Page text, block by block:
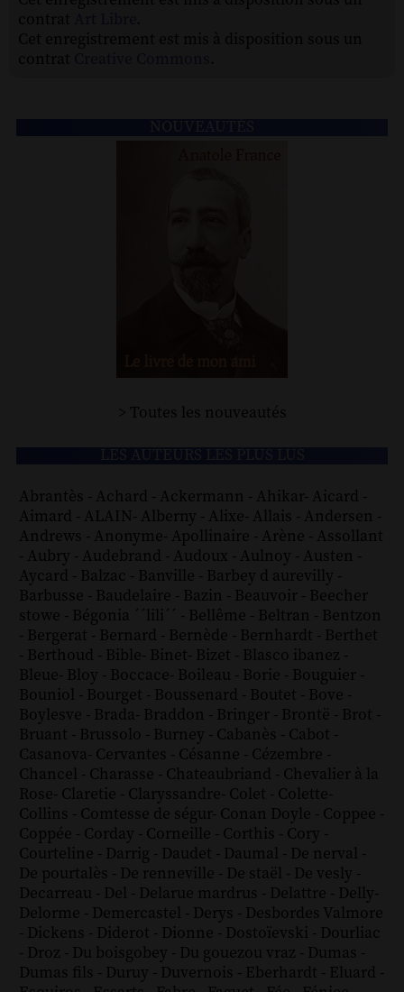
> Toutes les nouveautés
Abrantès - Achard - Ackermann - Ahikar- Aicard -
Aimard - ALAIN- Alberny - Alixe- Allais - Andersen -
Andrews - Anonyme- Apollinaire - Arène - Assollant
- Aubry - Audebrand - Audoux - Aulnoy - Austen -
Aycard - Balzac - Banville - Barbey d aurevilly -
Barbusse - Baudelaire - Bazin - Beauvoir - Beecher
stowe - Bégonia ´´lili´´ - Bellême - Beltran - Bentzon
- Bergerat - Bernard - Bernède - Bernhardt - Berthet
- Berthoud - Bible- Binet- Bizet - Blasco ibanez -
Bleue- Bloy - Boccace- Boileau - Borie - Bouguier -
Bouniol - Bourget - Boussenard - Boutet - Bove -
Boylesve - Brada- Braddon - Bringer - Brontë - Brot -
Bruant - Brussolo - Burney - Cabanès - Cabot -
Casanova- Cervantes - Césanne - Cézembre -
Chancel - Charasse - Chateaubriand - Chevalier à la
Rose- Claretie - Claryssandre- Colet - Colette-
Collins - Comtesse de ségur- Conan Doyle - Coppee -
Coppée - Corday - Corneille - Corthis - Cory -
Courteline - Darrig - Daudet - Daumal - De nerval -
De pourtalès - De renneville - De staël - De vesly -
Decarreau - Del - Delarue mardrus - Delattre - Delly-
Delorme - Demercastel - Derys - Desbordes Valmore
- Dickens - Diderot - Dionne - Dostoïevski - Dourliac
- Droz - Du boisgobey - Du gouezou vraz - Dumas -
Dumas fils - Duruy - Duvernois - Eberhardt - Eluard -